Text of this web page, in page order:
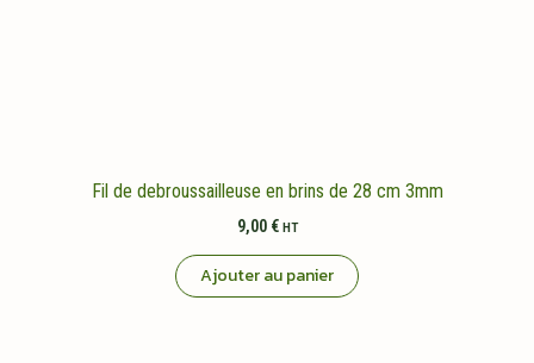
Fil de debroussailleuse en brins de 28 cm 3mm
9,00 € HT
Ajouter au panier